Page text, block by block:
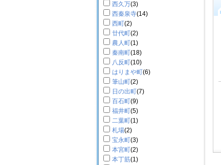
西久万(3)
西秦泉寺(14)
西町(2)
廿代町(2)
農人町(1)
秦南町(18)
八反町(10)
はりまや町(6)
筆山町(2)
日の出町(7)
百石町(9)
福井町(5)
二葉町(1)
札場(2)
宝永町(3)
本宮町(2)
本丁筋(1)